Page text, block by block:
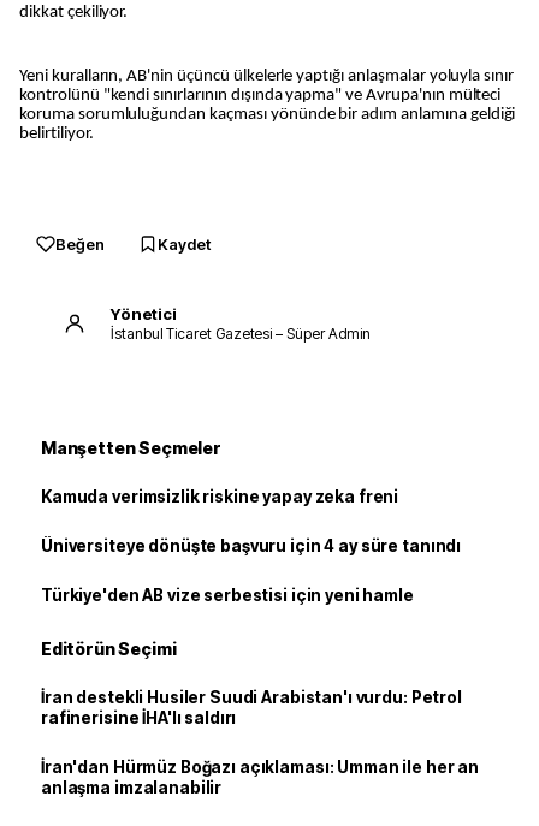
dikkat çekiliyor.
Yeni kuralların, AB'nin üçüncü ülkelerle yaptığı anlaşmalar yoluyla sınır
kontrolünü "kendi sınırlarının dışında yapma" ve Avrupa'nın mülteci
koruma sorumluluğundan kaçması yönünde bir adım anlamına geldiği
belirtiliyor.
Beğen Kaydet
Yönetici
İstanbul Ticaret Gazetesi – Süper Admin
Manşetten Seçmeler
Kamuda verimsizlik riskine yapay zeka freni
Üniversiteye dönüşte başvuru için 4 ay süre tanındı
Türkiye'den AB vize serbestisi için yeni hamle
Editörün Seçimi
İran destekli Husiler Suudi Arabistan'ı vurdu: Petrol
rafinerisine İHA'lı saldırı
İran'dan Hürmüz Boğazı açıklaması: Umman ile her an
anlaşma imzalanabilir